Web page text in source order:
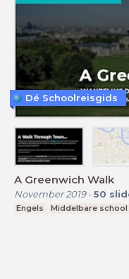
A Greenwich Walk
November 2019- 50
Engels Middelbare school
Dé Schoolreisgids